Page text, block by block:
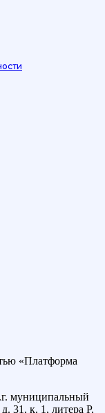
«Платформа
муниципальный
31, к. 1, литера Р,